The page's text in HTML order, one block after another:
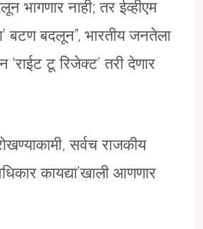
भागणार नाही; तर ईव्हीएम
बटण बदलून”, भारतीय जनतेला
‘राईट टू रिजेक्ट’ तरी देणार
सर्वच राजकीय
कायद्या’खाली आणणार